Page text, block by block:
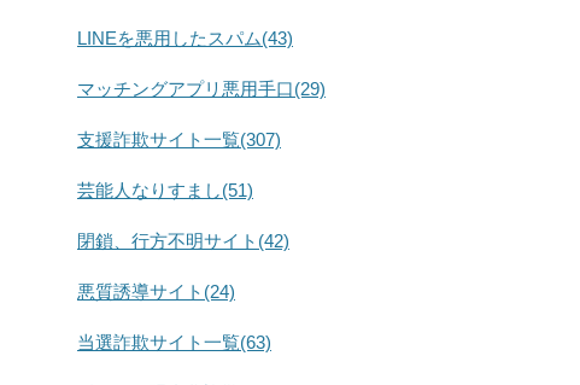
LINEを悪用したスパム(43)
マッチングアプリ悪用手口(29)
支援詐欺サイト一覧(307)
芸能人なりすまし(51)
閉鎖、行方不明サイト(42)
悪質誘導サイト(24)
当選詐欺サイト一覧(63)